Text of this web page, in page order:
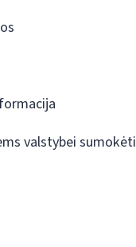
valstybei sumokėti